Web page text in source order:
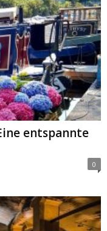
entspannte
0